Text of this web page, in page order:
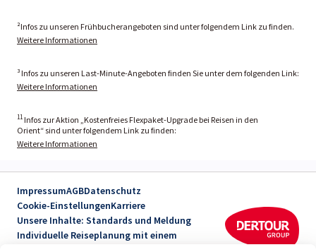
²Infos zu unseren Frühbucherangeboten sind unter folgendem Link zu finden.
Weitere Informationen
³ Infos zu unseren Last-Minute-Angeboten finden Sie unter dem folgenden Link:
Weitere Informationen
11 Infos zur Aktion „Kostenfreies Flexpaket-Upgrade bei Reisen in den
Orient“ sind unter folgendem Link zu finden:
Weitere Informationen
ImpressumAGBDatenschutz
Cookie-EinstellungenKarriere
Unsere Inhalte: Standards und Meldung
Individuelle Reiseplanung mit einem